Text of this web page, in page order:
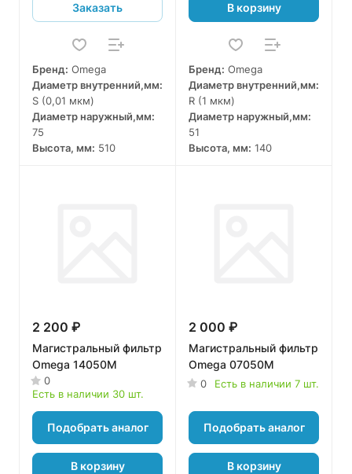
Заказать
Бренд: Omega
Диаметр внутренний,мм:
S (0,01 мкм)
Диаметр наружный,мм:
75
Высота, мм: 510
В корзину
Бренд: Omega
Диаметр внутренний,мм:
R (1 мкм)
Диаметр наружный,мм:
51
Высота, мм: 140
2 200 ₽
Магистральный фильтр
Omega 14050M
0
Есть в наличии 30 шт.
Подобрать аналог
В корзину
2 000 ₽
Магистральный фильтр
Omega 07050M
0 Есть в наличии 7 шт.
Подобрать аналог
В корзину